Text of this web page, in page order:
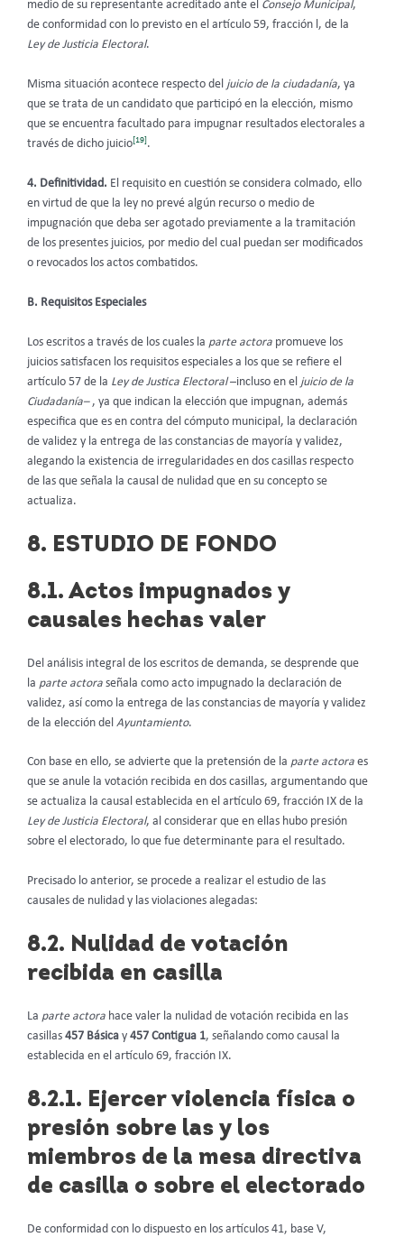
medio de su representante acreditado ante el Consejo Municipal,
de conformidad con lo previsto en el artículo 59, fracción l, de la
Ley de Justicia Electoral.
Misma situación acontece respecto del juicio de la ciudadanía, ya
que se trata de un candidato que participó en la elección, mismo
que se encuentra facultado para impugnar resultados electorales a
través de dicho juicio[19].
4. Definitividad. El requisito en cuestión se considera colmado, ello
en virtud de que la ley no prevé algún recurso o medio de
impugnación que deba ser agotado previamente a la tramitación
de los presentes juicios, por medio del cual puedan ser modificados
o revocados los actos combatidos.
B. Requisitos Especiales
Los escritos a través de los cuales la parte actora promueve los
juicios satisfacen los requisitos especiales a los que se refiere el
artículo 57 de la Ley de Justica Electoral–incluso en el juicio de la
Ciudadanía– , ya que indican la elección que impugnan, además
especifica que es en contra del cómputo municipal, la declaración
de validez y la entrega de las constancias de mayoría y validez,
alegando la existencia de irregularidades en dos casillas respecto
de las que señala la causal de nulidad que en su concepto se
actualiza.
8. ESTUDIO DE FONDO
8.1. Actos impugnados y
causales hechas valer
Del análisis integral de los escritos de demanda, se desprende que
la parte actora señala como acto impugnado la declaración de
validez, así como la entrega de las constancias de mayoría y validez
de la elección del Ayuntamiento.
Con base en ello, se advierte que la pretensión de la parte actora es
que se anule la votación recibida en dos casillas, argumentando que
se actualiza la causal establecida en el artículo 69, fracción IX de la
Ley de Justicia Electoral, al considerar que en ellas hubo presión
sobre el electorado, lo que fue determinante para el resultado.
Precisado lo anterior, se procede a realizar el estudio de las
causales de nulidad y las violaciones alegadas:
8.2. Nulidad de votación
recibida en casilla
La parte actora hace valer la nulidad de votación recibida en las
casillas 457 Básica y 457 Contigua 1, señalando como causal la
establecida en el artículo 69, fracción IX.
8.2.1. Ejercer violencia física o
presión sobre las y los
miembros de la mesa directiva
de casilla o sobre el electorado
De conformidad con lo dispuesto en los artículos 41, base V,